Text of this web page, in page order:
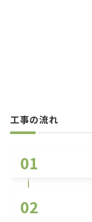
工事の流れ
01
02